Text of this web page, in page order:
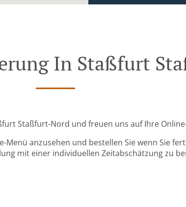
In Staßfurt
Staßfurt-Nord und freuen uns auf Ihre
Menü anzusehen und bestellen Sie wenn Sie
mit einer individuellen Zeitabschätzung zu